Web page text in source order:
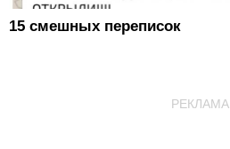
15 смешных переписок
РЕКЛАМА